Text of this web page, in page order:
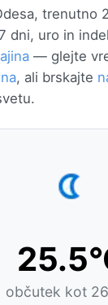
trenutno
dni, uro in
— glejte
, ali brskajte
občutek kot